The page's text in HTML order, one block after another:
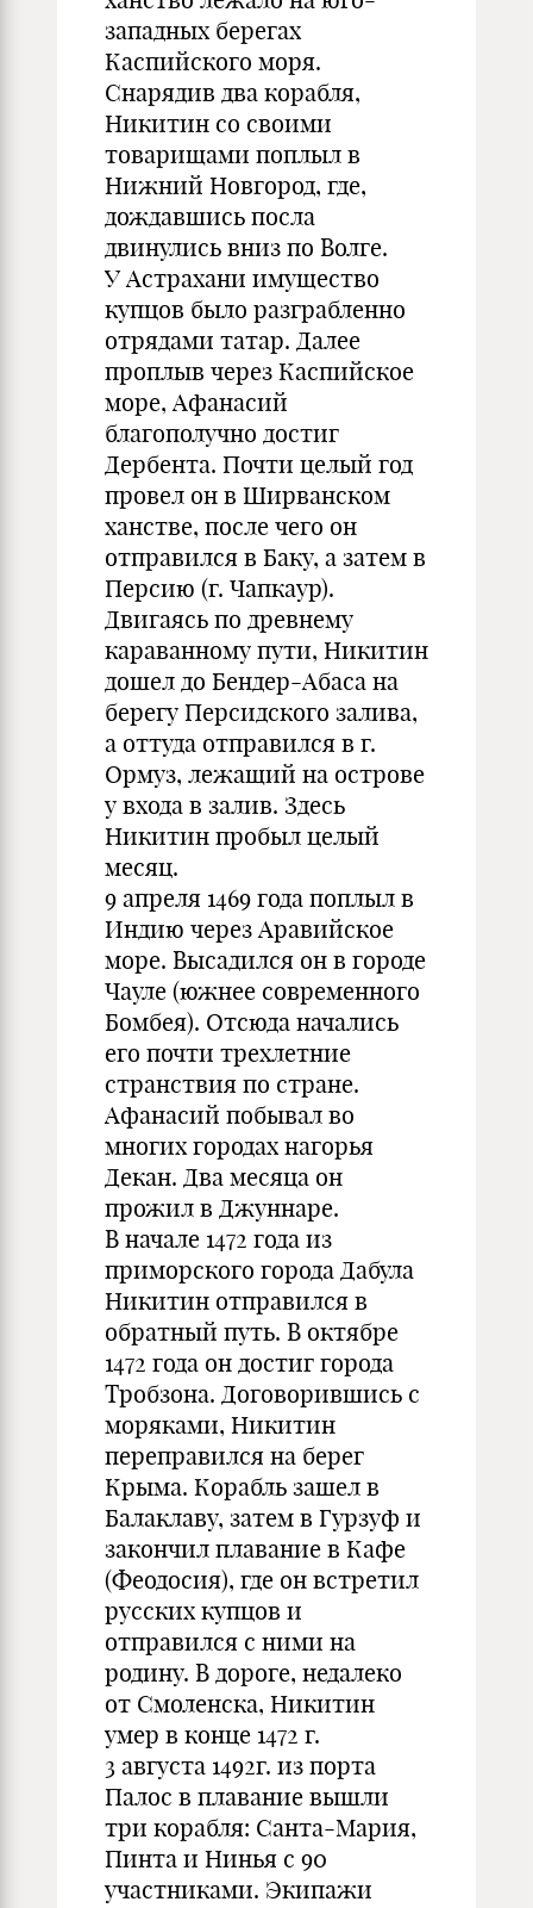
западных берегах
Каспийского моря.
Снарядив два корабля,
Никитин со своими
товарищами поплыл в
Нижний Новгород, где,
дождавшись посла
двинулись вниз по Волге.
У Астрахани имущество
купцов было разграбленно
отрядами татар. Далее
проплыв через Каспийское
море, Афанасий
благополучно достиг
Дербента. Почти целый год
провел он в Ширванском
ханстве, после чего он
отправился в Баку, а затем в
Персию (г. Чапкаур).
Двигаясь по древнему
караванному пути, Никитин
дошел до Бендер-Абаса на
берегу Персидского залива,
а оттуда отправился в г.
Ормуз, лежащий на острове
у входа в залив. Здесь
Никитин пробыл целый
месяц.
9 апреля 1469 года поплыл в
Индию через Аравийское
море. Высадился он в городе
Чауле (южнее современного
Бомбея). Отсюда начались
его почти трехлетние
странствия по стране.
Афанасий побывал во
многих городах нагорья
Декан. Два месяца он
прожил в Джуннаре.
В начале 1472 года из
приморского города Дабула
Никитин отправился в
обратный путь. В октябре
1472 года он достиг города
Тробзона. Договорившись с
моряками, Никитин
переправился на берег
Крыма. Корабль зашел в
Балаклаву, затем в Гурзуф и
закончил плавание в Кафе
(Феодосия), где он встретил
русских купцов и
отправился с ними на
родину. В дороге, недалеко
от Смоленска, Никитин
умер в конце 1472 г.
3 августа 1492г. из порта
Палос в плавание вышли
три корабля: Санта-Мария,
Пинта и Нинья с 90
участниками. Экипажи